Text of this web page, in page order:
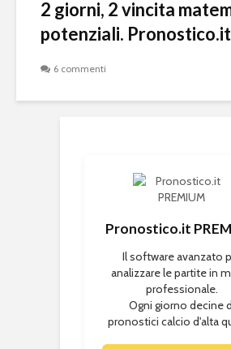
2 giorni, 2 vincita
potenziali. Pronostico.it
6 commenti
Pronostico.it
Il software avanzato
analizzare le partite in
professionale.
Ogni giorno decine
pronostici calcio d'alta